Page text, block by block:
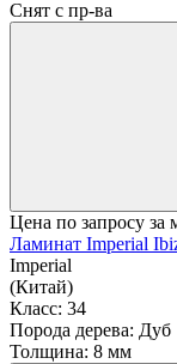
Снят с пр-ва
Цена по запросу за
Ламинат Imperial
Imperial
(Китай)
Класс: 34
Порода дерева: Дуб
Толщина: 8 мм